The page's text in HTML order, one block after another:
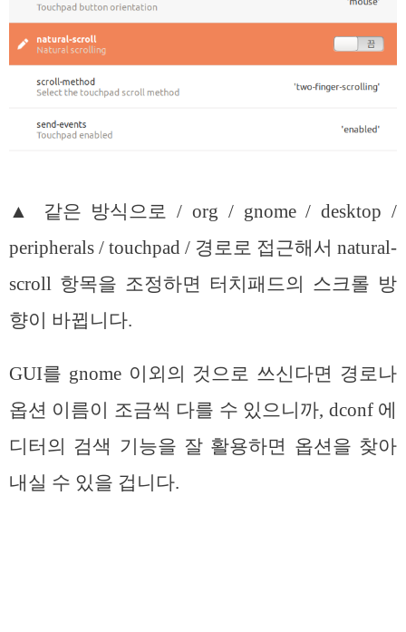
▲ 같은 방식으로 / org / gnome / desktop /
peripherals / touchpad / 경로로 접근해서 natural-
scroll 항목을 조정하면 터치패드의 스크롤 방
향이 바뀝니다.
GUI를 gnome 이외의 것으로 쓰신다면 경로나
옵션 이름이 조금씩 다를 수 있으니까, dconf 에
디터의 검색 기능을 잘 활용하면 옵션을 찾아
내실 수 있을 겁니다.